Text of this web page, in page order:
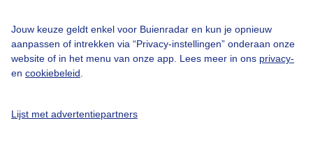
Jouw keuze geldt enkel voor Buienradar en kun je opnieuw
aanpassen of intrekken via “Privacy-instellingen” onderaan onze
website of in het menu van onze app. Lees meer in ons privacy-
en cookiebeleid
Lijst met advertentiepartners
Privacy beleid
Cookie beleid